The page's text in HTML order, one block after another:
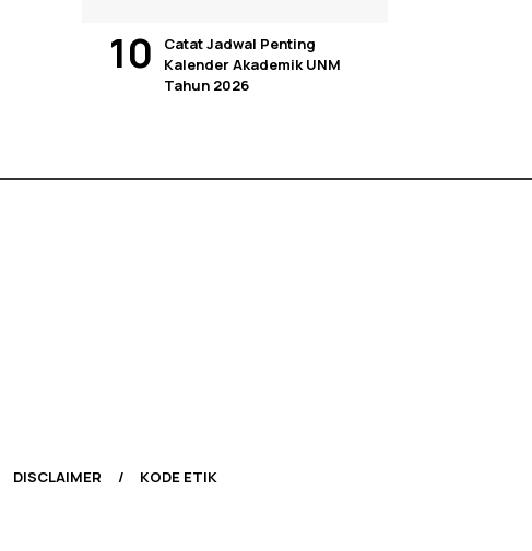
Catat Jadwal Penting
Kalender Akademik UNM
Tahun 2026
DISCLAIMER KODE ETIK